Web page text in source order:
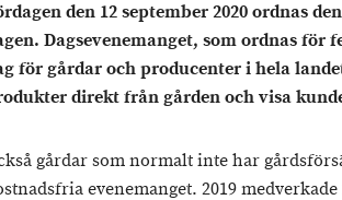
den 12 september 2020 ordnas
Dagsevenemanget, som ordnas för
för gårdar och producenter i hela
direkt från gården och visa
gårdar som normalt inte har
evenemanget. 2019